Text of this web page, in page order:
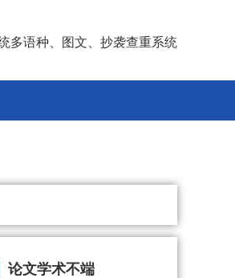
多语种、图文、抄袭查重系统
论文学术不端